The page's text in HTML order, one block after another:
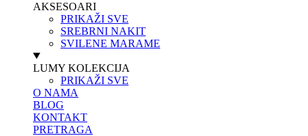
AKSESOARI
PRIKAŽI SVE
SREBRNI NAKIT
SVILENE MARAME
LUMY KOLEKCIJA
PRIKAŽI SVE
O NAMA
BLOG
KONTAKT
PRETRAGA